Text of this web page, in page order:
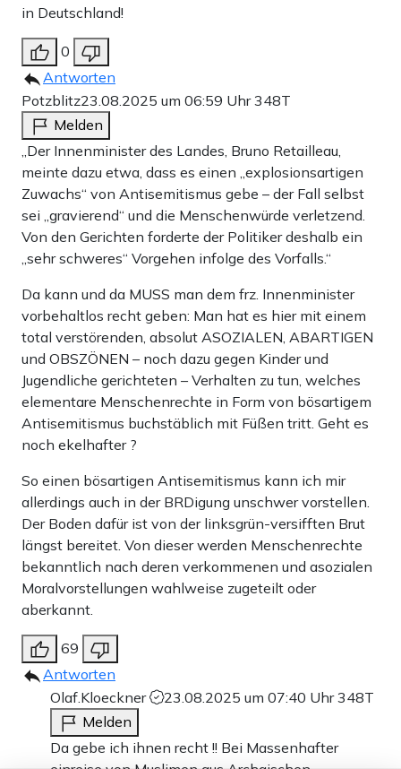
in Deutschland!
0
Antworten
Potzblitz23.08.2025 um 06:59 Uhr348T
Melden
„Der Innenminister des Landes, Bruno Retailleau,
meinte dazu etwa, dass es einen „explosionsartigen
Zuwachs“ von Antisemitismus gebe – der Fall selbst
sei „gravierend“ und die Menschenwürde verletzend.
Von den Gerichten forderte der Politiker deshalb ein
„sehr schweres“ Vorgehen infolge des Vorfalls.“
Da kann und da MUSS man dem frz. Innenminister
vorbehaltlos recht geben: Man hat es hier mit einem
total verstörenden, absolut ASOZIALEN, ABARTIGEN
und OBSZÖNEN – noch dazu gegen Kinder und
Jugendliche gerichteten – Verhalten zu tun, welches
elementare Menschenrechte in Form von bösartigem
Antisemitismus buchstäblich mit Füßen tritt. Geht es
noch ekelhafter ?
So einen bösartigen Antisemitismus kann ich mir
allerdings auch in der BRDigung unschwer vorstellen.
Der Boden dafür ist von der linksgrün-versifften Brut
längst bereitet. Von dieser werden Menschenrechte
bekanntlich nach deren verkommenen und asozialen
Moralvorstellungen wahlweise zugeteilt oder
aberkannt.
69
Antworten
Olaf.Kloeckner
23.08.2025 um 07:40 Uhr348T
Melden
Da gebe ich ihnen recht !! Bei Massenhafter